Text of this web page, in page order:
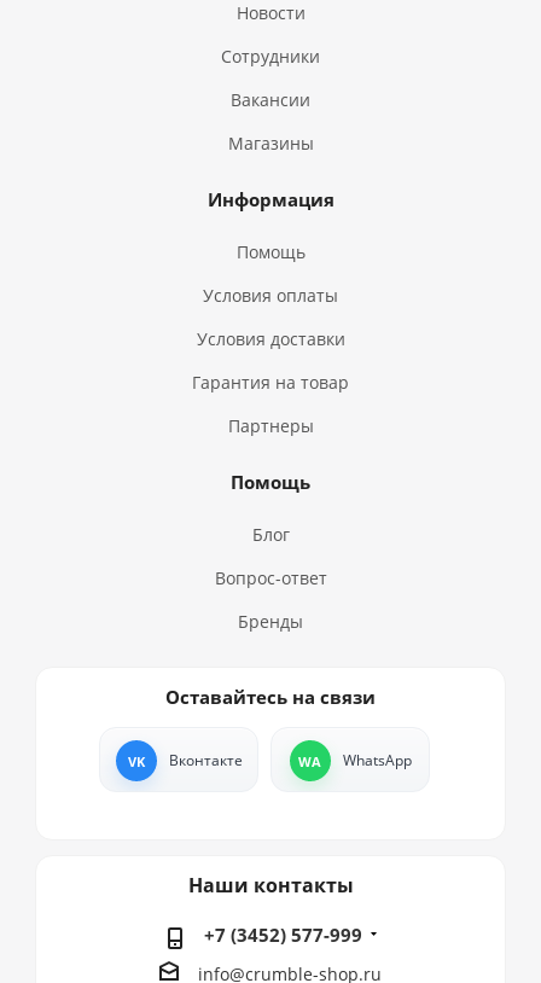
Новости
Сотрудники
Вакансии
Магазины
Информация
Помощь
Условия оплаты
Условия доставки
Гарантия на товар
Партнеры
Помощь
Блог
Вопрос-ответ
Бренды
Оставайтесь на связи
Вконтакте WhatsApp
Наши контакты
+7 (3452) 577-999
info@crumble-shop.ru